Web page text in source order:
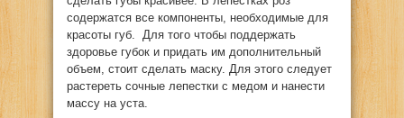
содержатся все компоненты, необходимые для
красоты губ. Для того чтобы поддержать
здоровье губок и придать им дополнительный
объем, стоит сделать маску. Для этого следует
растереть сочные лепестки с медом и нанести
массу на уста.